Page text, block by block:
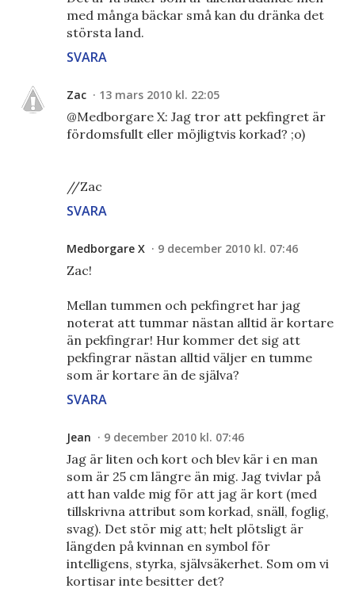
med många bäckar små kan du dränka det
största land.
SVARA
Zac 13 mars 2010 kl. 22:05
@Medborgare X: Jag tror att pekfingret är
fördomsfullt eller möjligtvis korkad? ;o)
//Zac
SVARA
Medborgare X 9 december 2010 kl. 07:46
Zac!
Mellan tummen och pekfingret har jag
noterat att tummar nästan alltid är kortare
än pekfingrar! Hur kommer det sig att
pekfingrar nästan alltid väljer en tumme
som är kortare än de själva?
SVARA
Jean 9 december 2010 kl. 07:46
Jag är liten och kort och blev kär i en man
som är 25 cm längre än mig. Jag tvivlar på
att han valde mig för att jag är kort (med
tillskrivna attribut som korkad, snäll, foglig,
svag). Det stör mig att; helt plötsligt är
längden på kvinnan en symbol för
intelligens, styrka, självsäkerhet. Som om vi
kortisar inte besitter det?